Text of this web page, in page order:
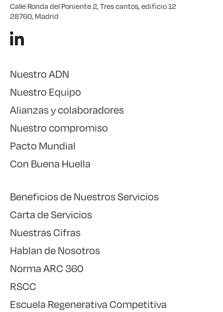
Calle Ronda del Poniente 2, Tres cantos, edificio 12
28760, Madrid
Nuestro ADN
Nuestro Equipo
Alianzas y colaboradores
Nuestro compromiso
Pacto Mundial
Con Buena Huella
Beneficios de Nuestros Servicios
Carta de Servicios
Nuestras Cifras
Hablan de Nosotros
Norma ARC 360
RSCC
Escuela Regenerativa Competitiva